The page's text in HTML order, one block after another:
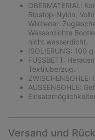
OBERMATERIAL:
Ripstop-Nylon,
Wildleder.
Wasserdichte
nicht wasserdicht.
ISOLIERUNG: 100
FUSSBETT:
Textilüberzug.
AUSSENSOHLE:
Versand und